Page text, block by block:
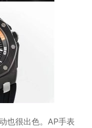
也很出色。AP手表